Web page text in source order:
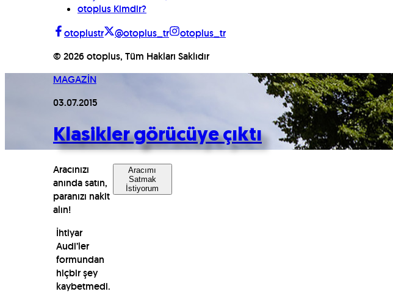
otoplus Kimdir?
otoplustr
@otoplus_tr
otoplus_tr
© 2026 otoplus, Tüm Hakları Saklıdır
MAGAZİN
03.07.2015
Klasikler görücüye çıktı
Aracınızı
anında satın,
paranızı nakit
alın!
Aracımı
Satmak
İstiyorum
İhtiyar
Audi’ler
formundan
hiçbir şey
kaybetmedi.